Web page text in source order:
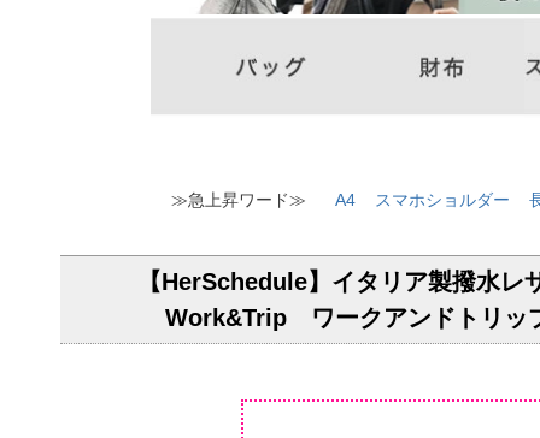
≫急上昇ワード≫ A4 スマホショルダー
【HerSchedule】イタリア製撥水
Work&Trip ワークアンドトリッ